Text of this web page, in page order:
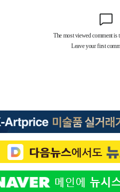
엔 美의 대한국 무역적자 있어"
내린 6296.38 마감
린 1423.8원 마감
는 승부차기 끝 과달라하라 격파
풍 지나며 폭염 잠시 꺾인다"